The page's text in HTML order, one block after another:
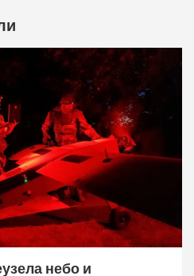
небо и